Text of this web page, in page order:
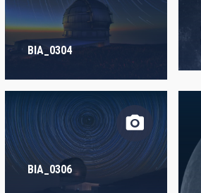
BIA_0304
BIA_0306